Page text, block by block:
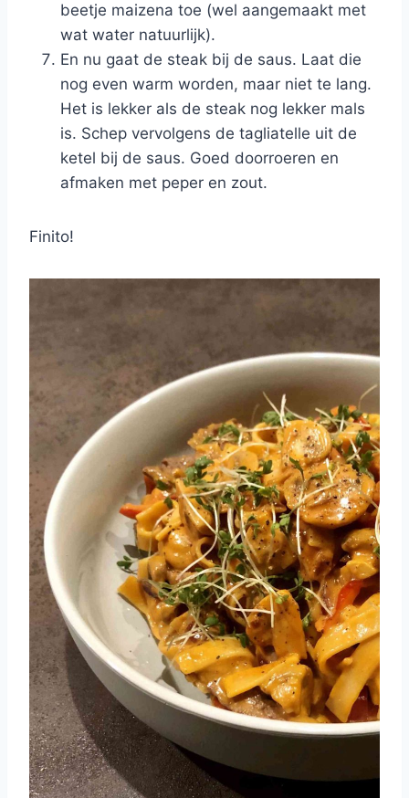
beetje maizena toe (wel aangemaakt met
wat water natuurlijk).
En nu gaat de steak bij de saus. Laat die
nog even warm worden, maar niet te lang.
Het is lekker als de steak nog lekker mals
is. Schep vervolgens de tagliatelle uit de
ketel bij de saus. Goed doorroeren en
afmaken met peper en zout.
Finito!